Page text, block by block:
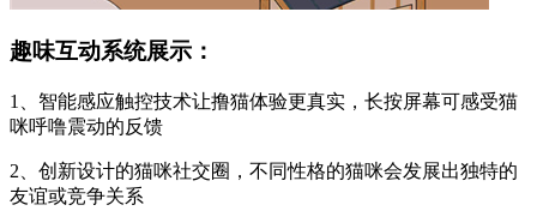
趣味互动系统展示：
1、智能感应触控技术让撸猫体验更真实，长按屏幕可感受猫
咪呼噜震动的反馈
2、创新设计的猫咪社交圈，不同性格的猫咪会发展出独特的
友谊或竞争关系